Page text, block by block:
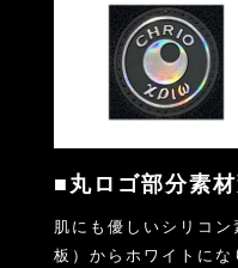
■丸ロゴ部分素
肌にも優しいシリコ
板）からホワイトにな